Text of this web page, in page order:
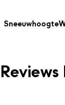
Sneeuwhoogte
Reviews